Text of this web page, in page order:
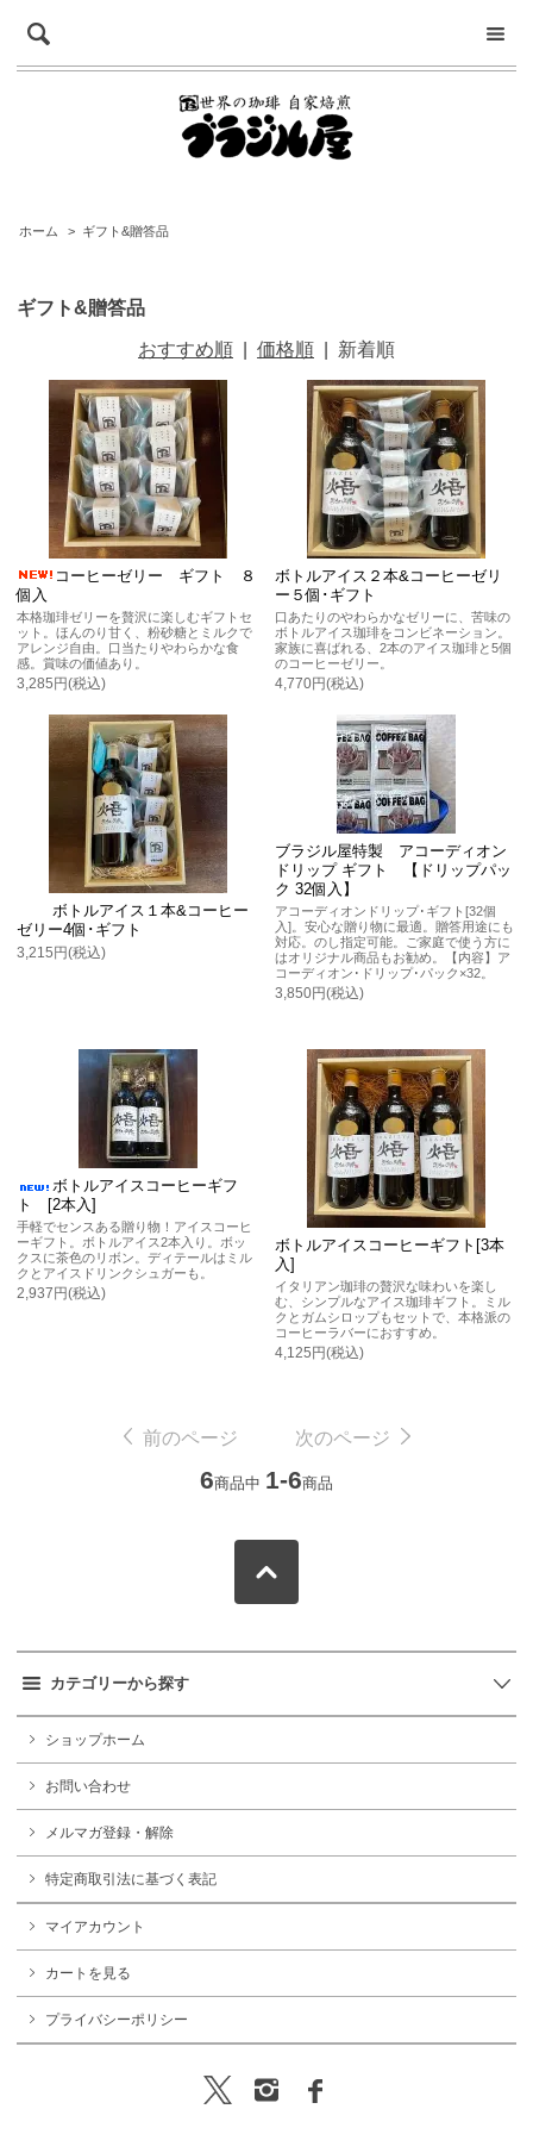
ホーム > ギフト&贈答品
ギフト&贈答品
おすすめ順 価格順 新着順
コーヒーゼリー ギフト ８
個入
本格珈琲ゼリーを贅沢に楽しむギフトセ
ット。ほんのり甘く、粉砂糖とミルクで
アレンジ自由。口当たりやわらかな食
感。賞味の価値あり。
3,285円(税込)
ボトルアイス２本&コーヒーゼリ
ー５個･ギフト
口あたりのやわらかなゼリーに、苦味の
ボトルアイス珈琲をコンビネーション。
家族に喜ばれる、2本のアイス珈琲と5個
のコーヒーゼリー。
4,770円(税込)
ボトルアイス１本&コーヒー
ゼリー4個･ギフト
3,215円(税込)
ブラジル屋特製 アコーディオン
ドリップ ギフト 【ドリップパッ
ク 32個入】
アコーディオンドリップ･ギフト[32個
入]。安心な贈り物に最適。贈答用途にも
対応。のし指定可能。ご家庭で使う方に
はオリジナル商品もお勧め。【内容】ア
コーディオン･ドリップ･パック×32。
3,850円(税込)
ボトルアイスコーヒーギフ
ト [2本入]
手軽でセンスある贈り物！アイスコーヒ
ーギフト。ボトルアイス2本入り。ボッ
クスに茶色のリボン。ディテールはミル
クとアイスドリンクシュガーも。
2,937円(税込)
ボトルアイスコーヒーギフト[3本
入]
イタリアン珈琲の贅沢な味わいを楽し
む、シンプルなアイス珈琲ギフト。ミル
クとガムシロップもセットで、本格派の
コーヒーラバーにおすすめ。
4,125円(税込)
前のページ 次のページ
6商品中 1-6商品
カテゴリーから探す
ショップホーム
お問い合わせ
メルマガ登録・解除
特定商取引法に基づく表記
マイアカウント
カートを見る
プライバシーポリシー